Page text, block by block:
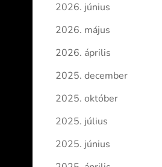
2026. június
2026. május
2026. április
2025. december
2025. október
2025. július
2025. június